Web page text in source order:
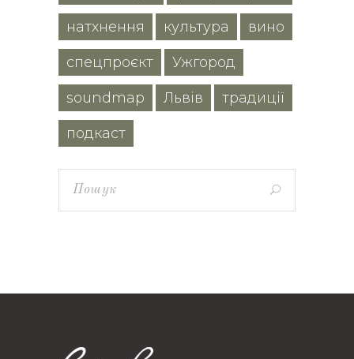
натхнення культура вино
спецпроєкт Ужгород
soundmap Львів традиції
подкаст